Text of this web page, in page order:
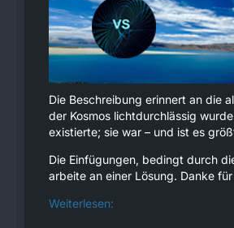
Die Beschreibung erinnert an die
der Kosmos lichtdurchlässig
existierte; sie war – und ist es
Die Einfügungen, bedingt durch
arbeite an einer Lösung. Danke
Weiterlesen: